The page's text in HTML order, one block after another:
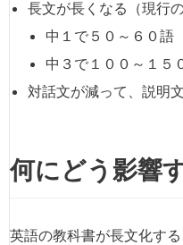
長文が長くなる（現行
中１で５０～６０語
中３で１００～１５
対話文が減って、説明
何にどう影響
英語の教科書が長文化す